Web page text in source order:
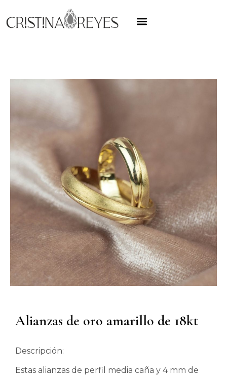
Alianzas de oro amarillo de 18kt
Descripción:
Estas alianzas de perfil media caña y 4 mm de